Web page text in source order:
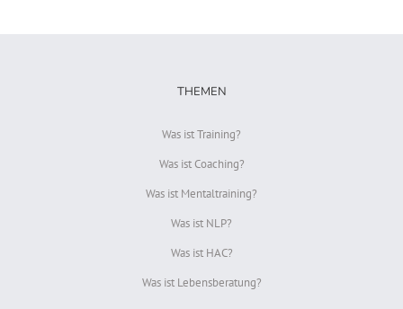
THEMEN
Was ist Training?
Was ist Coaching?
Was ist Mentaltraining?
Was ist NLP?
Was ist HAC?
Was ist Lebensberatung?